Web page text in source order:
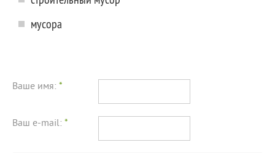
мусора
Ваше имя: *
Ваш e-mail: *